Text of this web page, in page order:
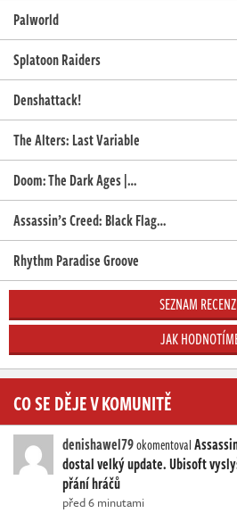
Palworld
Splatoon Raiders
Denshattack!
The Alters: Last Variable
Doom: The Dark Ages |…
Assassin’s Creed: Black Flag…
Rhythm Paradise Groove
SEZNAM
JAK
CO SE DĚJE V KOMUNITĚ
denishawel79okomentoval
dostal velký update. Ubisoft
přání hráčů
před 6 minutami